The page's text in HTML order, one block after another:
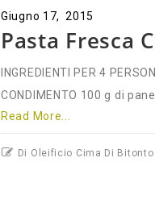
Giugno 17, 2015
Pasta Fresca
INGREDIENTI PER 4
CONDIMENTO 100 g di
Read More...
Di Oleificio Cima Di Bitonto